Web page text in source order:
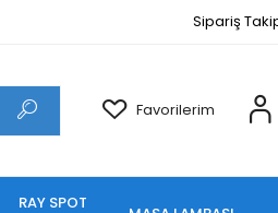
Sipariş
Favorilerim
RAY SPOT